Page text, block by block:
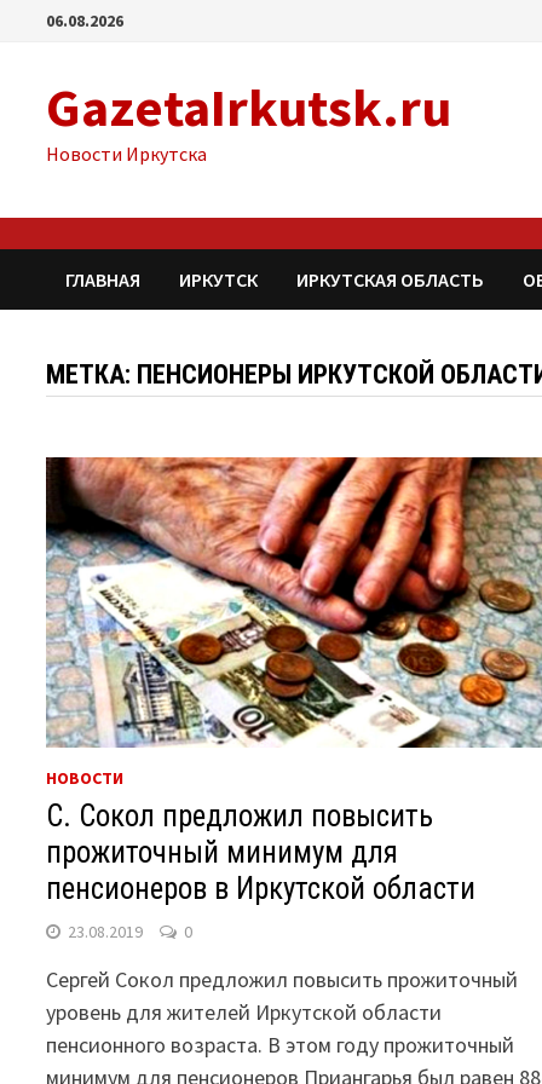
Перейти06.08.2026
GazetaIrkutsk.ru
Новости Иркутска
ГЛАВНАЯ ИРКУТСК ИРКУТСКАЯ ОБЛАСТЬ
МЕТКА: ПЕНСИОНЕРЫ ИРКУТСКОЙ
НОВОСТИ
С. Сокол предложил повысить
прожиточный минимум для
пенсионеров в Иркутской области
23.08.2019 0
Сергей Сокол предложил повысить прожиточный
уровень для жителей Иркутской области
пенсионного возраста. В этом году прожиточный
минимум для пенсионеров Приангарья был равен